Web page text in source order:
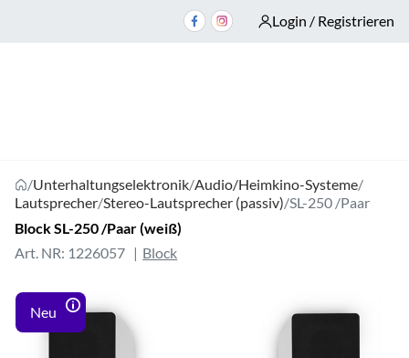
Login / Registrieren
/Unterhaltungselektronik/Audio/Heimkino-Systeme/
Lautsprecher/Stereo-Lautsprecher (passiv)/SL-250 /Paar
Block SL-250 /Paar (weiß)
Art. NR: 1226057
Block
Neu